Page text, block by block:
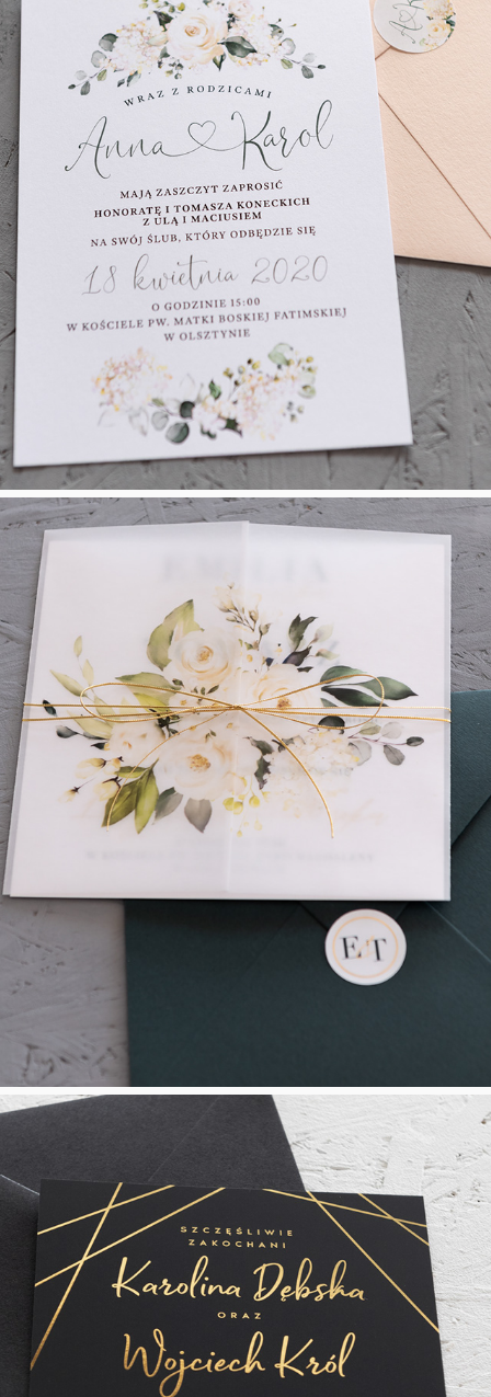
Soft Cream
Clear Harmony